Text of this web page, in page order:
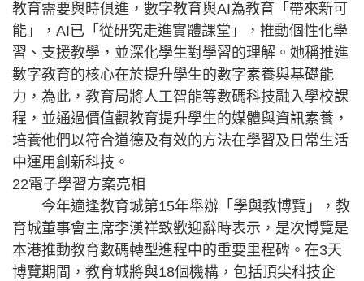
教育需要與時俱進，數字教育與AI為教育「帶來新可
能」，AI已「從研究走進實體課堂」，推動個性化學
習、支援教學，並深化學生對學習的理解。她稱推進
數字教育的核心在於提升學生的數字素養與基礎能
力，為此，教育局將人工智能等數碼科技融入學校課
程，並通過價值觀教育提升學生的媒體與資訊素養，
培養他們以符合道德及有效的方法在學習及日常生活
中運用創新科技。
22電子學習方案亮相
今年適逢教育城第15年舉辦「學與教博覽」，教
育城董事會主席李漢祥致歡迎辭時表示，是次博覽是
本港推動教育數碼轉型進程中的重要里程碑。在3天
博覽期間，教育城將與18個機構，包括頂尖科技企